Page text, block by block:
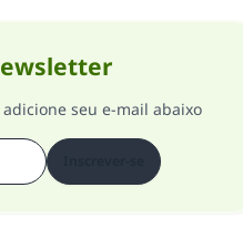
seu e-mail abaixo